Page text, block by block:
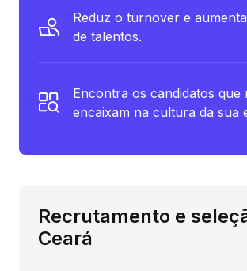
Reduz o turnover e
de talentos.
Encontra os candidatos que
encaixam na cultura da sua
Recrutamento e
Ceará